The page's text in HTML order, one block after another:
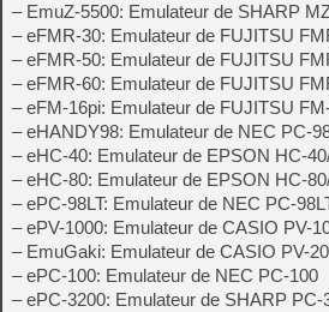
– EmuZ-5500: Emulateur de SHARP
– eFMR-30: Emulateur de FUJITSU
– eFMR-50: Emulateur de FUJITSU
– eFMR-60: Emulateur de FUJITSU
– eFM-16pi: Emulateur de FUJITSU
– eHANDY98: Emulateur de NEC PC-
– eHC-40: Emulateur de EPSON HC-
– eHC-80: Emulateur de EPSON HC-
– ePC-98LT: Emulateur de NEC PC-
– ePV-1000: Emulateur de CASIO PV-
– EmuGaki: Emulateur de CASIO PV-
– ePC-100: Emulateur de NEC PC-100
– ePC-3200: Emulateur de SHARP PC-